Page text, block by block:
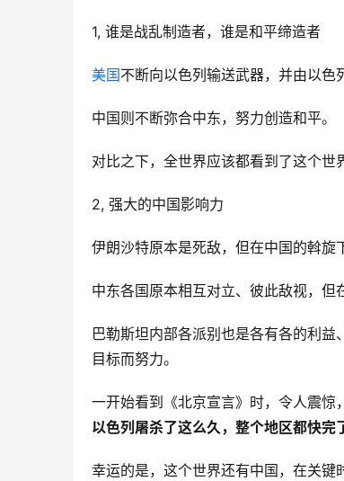
1, 谁是战乱制造者，谁是和平缔造者
美国不断向以色列输送武器，并由以色
中国则不断弥合中东，努力创造和平。
对比之下，全世界应该都看到了这个世
2, 强大的中国影响力
伊朗沙特原本是死敌，但在中国的斡旋
中东各国原本相互对立、彼此敌视，但
巴勒斯坦内部各派别也是各有各的利
目标而努力。
一开始看到《北京宣言》时，令人震惊，
以色列屠杀了这么久，整个地区都快完
幸运的是，这个世界还有中国，在关键